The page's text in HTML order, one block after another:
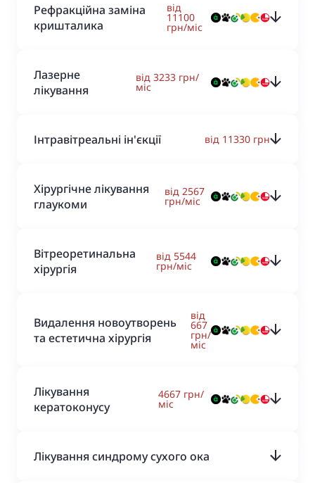
Рефракційна заміна
кришталика
від
11100
грн/міс
Лазерне
лікування
від 3233 грн/
міс
Інтравітреальні ін'єкції від 11330 грн
Хірургічне лікування
глаукоми
від 2567
грн/міс
Вітреоретинальна
хірургія
від 5544
грн/міс
Видалення новоутворень
та естетична хірургія
від
667
грн/
міс
Лікування
кератоконусу
4667 грн/
міс
Лікування синдрому сухого ока